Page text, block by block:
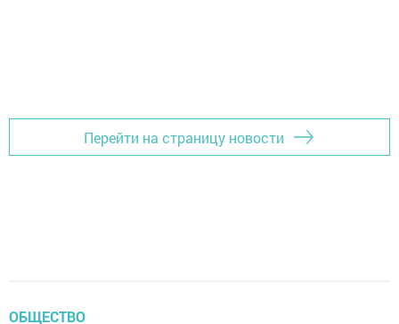
Перейти на страницу новости
ОБЩЕСТВО